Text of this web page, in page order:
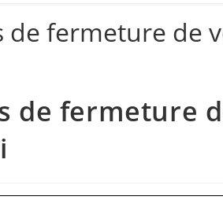
de fermeture de
de fermeture